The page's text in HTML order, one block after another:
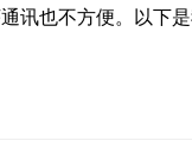
讯也不方便。以下